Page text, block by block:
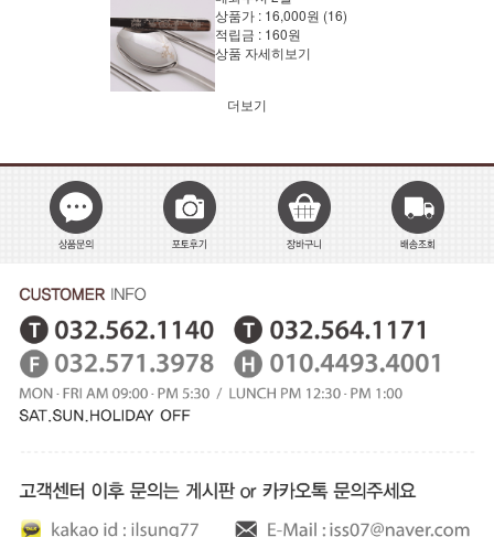
상품가 : 16,000원 (16)
적립금 : 160원
상품 자세히보기
더보기